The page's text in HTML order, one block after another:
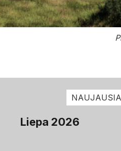
Liepa 2026